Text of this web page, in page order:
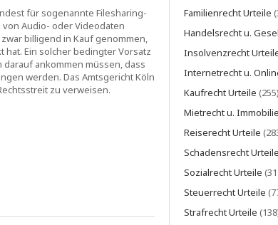
für sogenannte Filesharing-
Audio- oder Videodaten
billigend in Kauf genommen,
Ein solcher bedingter Vorsatz
ankommen müssen, dass
werden. Das Amtsgericht Köln
zu verweisen.
Familienrecht Urteile
Handelsrecht u.
Insolvenzrecht
Internetrecht u.
Kaufrecht Urteile (255)
Mietrecht u.
Reiserecht Urteile
Schadensrecht Urteile
Sozialrecht Urteile
Steuerrecht Urteile
Strafrecht Urteile